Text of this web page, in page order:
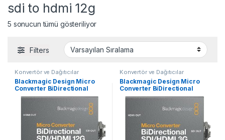
sdi to hdmi 12g
5 sonucun tümü gösteriliyor
Filters
Konvertör ve Dağıtıcılar
Blackmagic Design Micro
Converter BiDirectional
SDI/HDMI 12G
Konvertör ve Dağıtıcılar
Blackmagic Design Micro
Converter BiDirectional
SDI/HDMI 3G wPSU